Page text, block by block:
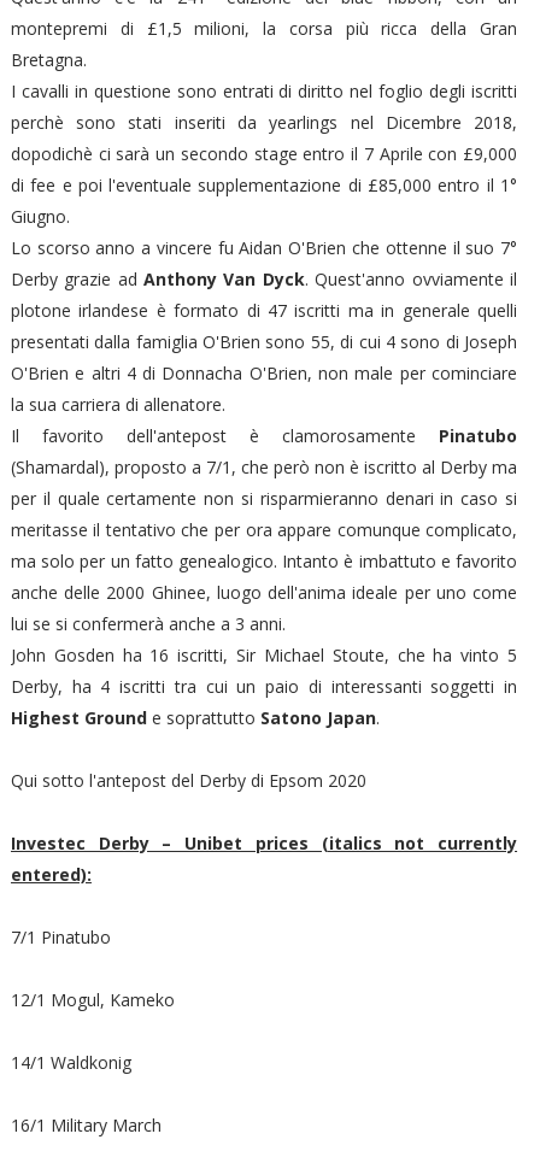
montepremi di £1,5 milioni, la corsa più ricca della Gran
Bretagna.
I cavalli in questione sono entrati di diritto nel foglio degli iscritti
perchè sono stati inseriti da yearlings nel Dicembre 2018,
dopodichè ci sarà un secondo stage entro il 7 Aprile con £9,000
di fee e poi l'eventuale supplementazione di £85,000 entro il 1°
Giugno.
Lo scorso anno a vincere fu Aidan O'Brien che ottenne il suo 7°
Derby grazie adAnthony Van Dyck. Quest'anno ovviamente il
plotone irlandese è formato di 47 iscritti ma in generale quelli
presentati dalla famiglia O'Brien sono 55, di cui 4 sono di Joseph
O'Brien e altri 4 di Donnacha O'Brien, non male per cominciare
la sua carriera di allenatore.
Il favorito dell'antepost è clamorosamente Pinatubo
(Shamardal), proposto a 7/1, che però non è iscritto al Derby ma
per il quale certamente non si risparmieranno denari in caso si
meritasse il tentativo che per ora appare comunque complicato,
ma solo per un fatto genealogico. Intanto è imbattuto e favorito
anche delle 2000 Ghinee, luogo dell'anima ideale per uno come
lui se si confermerà anche a 3 anni.
John Gosden ha 16 iscritti, Sir Michael Stoute, che ha vinto 5
Derby, ha 4 iscritti tra cui un paio di interessanti soggetti in
Highest Grounde soprattutto Satono Japan.
Qui sotto l'antepost del Derby di Epsom 2020
Investec Derby – Unibet prices (italics not currently
entered):
7/1 Pinatubo
12/1 Mogul, Kameko
14/1 Waldkonig
16/1 Military March